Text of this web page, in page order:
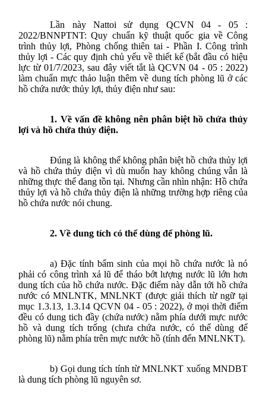
Lần này Nattoi sử dụng QCVN 04 - 05 :
2022/BNNPTNT: Quy chuẩn kỹ thuật quốc gia về Công
trình thủy lợi, Phòng chống thiên tai - Phần I. Công trình
thủy lợi - Các quy định chủ yếu về thiết kế (bắt đầu có hiệu
lực từ 01/7/2023, sau đây viết tắt là QCVN 04 - 05 : 2022)
làm chuẩn mực thảo luận thêm về dung tích phòng lũ ở các
hồ chứa nước thủy lợi, thủy điện như sau:
1. Về vấn đề không nên phân biệt hồ chứa thủy
lợi và hồ chứa thủy điện.
Đúng là không thể không phân biệt hồ chứa thủy lợi
và hồ chứa thủy điện vì dù muốn hay không chúng vẫn là
những thực thể đang tồn tại. Nhưng cần nhìn nhận: Hồ chứa
thủy lợi và hồ chứa thủy điện là những trường hợp riêng của
hồ chứa nước nói chung.
2. Về dung tích có thể dùng để phòng lũ.
a) Đặc tính bẩm sinh của mọi hồ chứa nước là nó
phải có công trình xả lũ để tháo bớt lượng nước lũ lớn hơn
dung tích của hồ chứa nước. Đặc điểm này dẫn tới hồ chứa
nước có MNLNTK, MNLNKT (được giải thích từ ngữ tại
mục 1.3.13, 1.3.14 QCVN 04 - 05 : 2022), ở mọi thời điểm
đều có dung tich đầy (chứa nước) nằm phía dưới mực nước
hồ và dung tích trống (chưa chứa nước, có thể dùng để
phòng lũ) nằm phía trên mực nước hồ (tính đến MNLNKT).
b) Gọi dung tích tính từ MNLNKT xuống MNDBT
là dung tích phòng lũ nguyên sơ.